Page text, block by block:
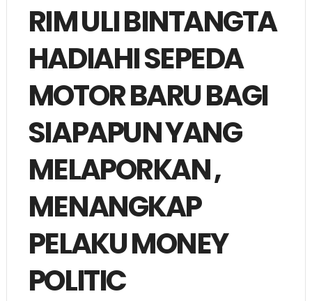
RIM ULI BINTANGTA
HADIAHI SEPEDA
MOTOR BARU BAGI
SIAPAPUN YANG
MELAPORKAN ,
MENANGKAP
PELAKU MONEY
POLITIC